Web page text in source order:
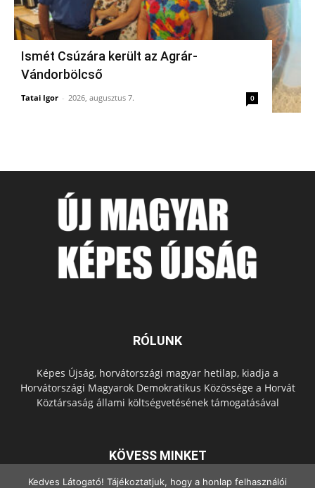
Ismét Csúzára került az Agrár-
Vándorbölcső
Tatai Igor - 2026, augusztus 7. 0
RÓLUNK
Képes Újság, horvátországi magyar hetilap, kiadja a
Horvátországi Magyarok Demokratikus Közössége a Horvát
Köztársaság állami költségvetésének támogatásával
KÖVESS MINKET
Kedves Látogató! Tájékoztatjuk, hogy a honlap felhasználói